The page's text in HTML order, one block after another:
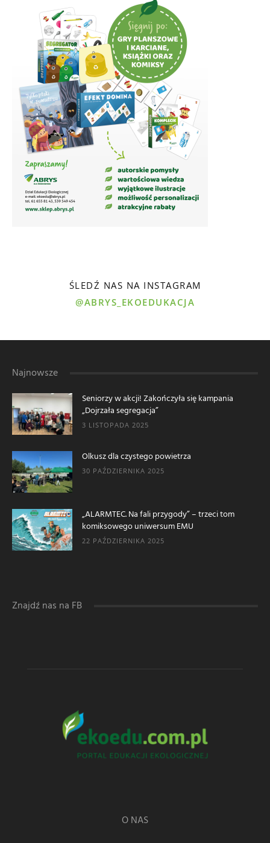
ŚLEDŹ NAS NA INSTAGRAM
@ABRYS_EKOEDUKACJA
Najnowsze
Seniorzy w akcji! Zakończyła się kampania
„Dojrzała segregacja”
3 LISTOPADA 2025
Olkusz dla czystego powietrza
30 PAŹDZIERNIKA 2025
„ALARMTEC. Na fali przygody” – trzeci tom
komiksowego uniwersum EMU
22 PAŹDZIERNIKA 2025
Znajdź nas na FB
O NAS